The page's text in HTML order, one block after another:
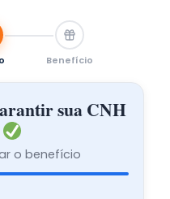
Benefício
sua CNH
o benefício